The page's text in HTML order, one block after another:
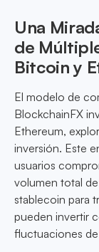
Una
de
Bitcoin y
El modelo de
BlockchainFX
Ethereum,
inversión. Este
usuarios
volumen total
stablecoin para
pueden invertir
fluctuaciones